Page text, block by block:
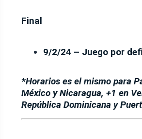
Final
9/2/24 – Juego por
*Horarios es el mismo para
México y Nicaragua, +1 en
República Dominicana y